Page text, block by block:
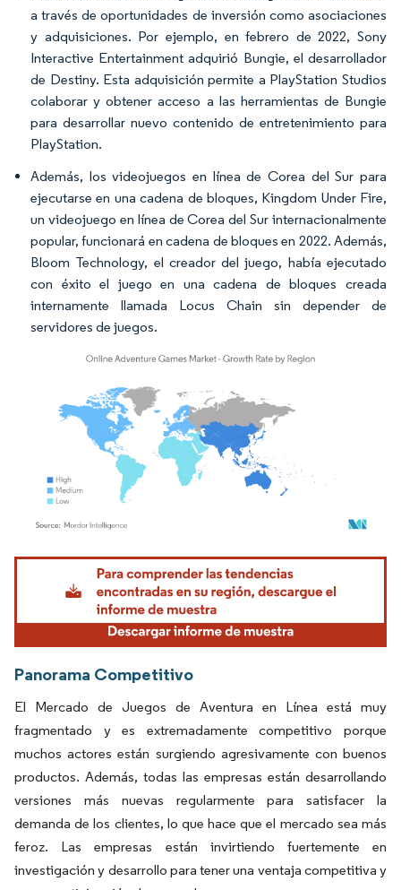
a través de oportunidades de inversión como asociaciones
y adquisiciones. Por ejemplo, en febrero de 2022, Sony
Interactive Entertainment adquirió Bungie, el desarrollador
de Destiny. Esta adquisición permite a PlayStation Studios
colaborar y obtener acceso a las herramientas de Bungie
para desarrollar nuevo contenido de entretenimiento para
PlayStation.
Además, los videojuegos en línea de Corea del Sur para
ejecutarse en una cadena de bloques, Kingdom Under Fire,
un videojuego en línea de Corea del Sur internacionalmente
popular, funcionará en cadena de bloques en 2022. Además,
Bloom Technology, el creador del juego, había ejecutado
con éxito el juego en una cadena de bloques creada
internamente llamada Locus Chain sin depender de
servidores de juegos.
Imagen © Mordor Intelligence. El uso requiere atribución según CC BY 4.0.
Panorama Competitivo
El Mercado de Juegos de Aventura en Línea está muy
fragmentado y es extremadamente competitivo porque
muchos actores están surgiendo agresivamente con buenos
productos. Además, todas las empresas están desarrollando
versiones más nuevas regularmente para satisfacer la
demanda de los clientes, lo que hace que el mercado sea más
feroz. Las empresas están invirtiendo fuertemente en
investigación y desarrollo para tener una ventaja competitiva y